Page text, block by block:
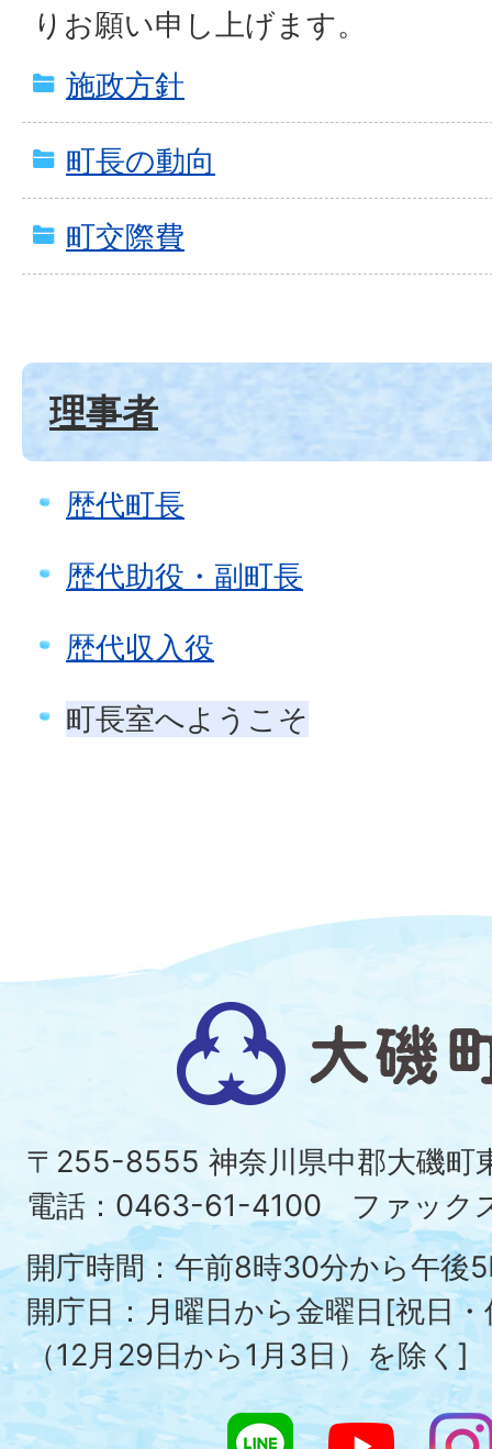
りお願い申し上げます。
施政方針
町長の動向
町交際費
理事者
歴代町長
歴代助役・副町長
歴代収入役
町長室へようこそ
大
磯
町
〒255-8555 神奈川県中郡大磯
電話：0463-61-4100 ファック
開庁時間：午前8時30分から午後
開庁日：月曜日から金曜日[祝日
（12月29日から1月3日）を除く]